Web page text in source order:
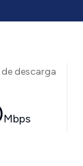
descarga
Mbps